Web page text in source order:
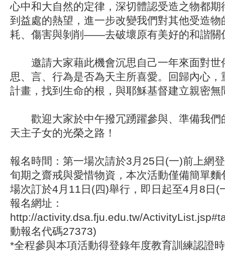
心中和大自然的定律，深切體認受造之物都期
到益處的熱望，進一步改變我們對其他受造物
耗、傷害與剝削——去破壞原有美好的和諧關
邀請大家藉此機會沉思自己一年來面對世
思、言、行為是否為天主所喜愛。回歸內心
計畫，找到生命的根，與耶穌基督建立親
歡迎大家於中午撥冗踴躍參與、準備我們
天主子女的光榮之路！
報名時間：第一場次請於3月25日(一)前上網
旬期之齋戒與愛惜物資，本次活動僅備簡單麵
場次訂於4月11日(四)舉行，即日起至4月8日(
報名網址：
http://activity.dsa.fju.edu.tw/
動報名代碼27373)
*全程參與本項活動得登錄年度教育訓練認證